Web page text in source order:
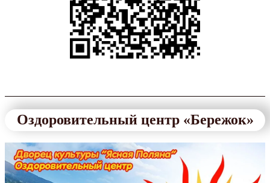
Оздоровительный центр «Бережок»